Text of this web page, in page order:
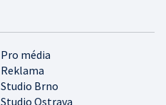
Pro média
Reklama
Studio Brno
Studio Ostrava